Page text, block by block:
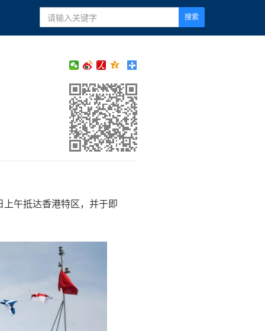
搜索
午抵达香港特区，并于即